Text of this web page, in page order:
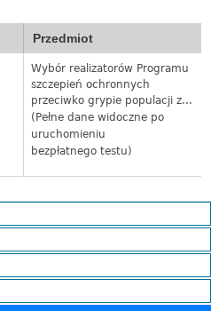
Przedmiot
Wybór realizatorów Programu
szczepień ochronnych
przeciwko grypie populacji z...
(Pełne dane widoczne po
uruchomieniu
bezpłatnego testu)